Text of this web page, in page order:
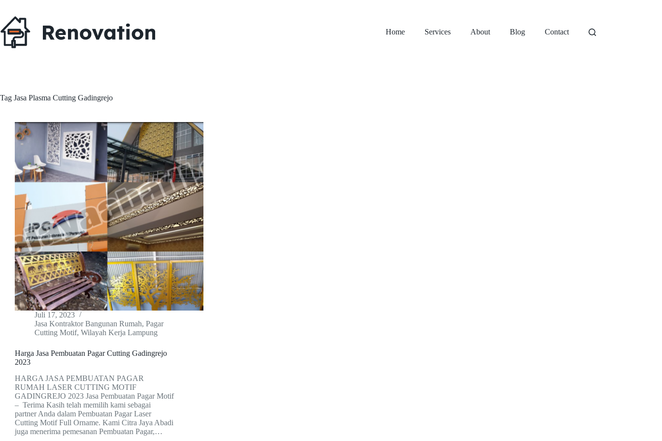
content
Home
Services About Blog Contact
Tag Jasa Plasma Cutting Gadingrejo
Juli 17, 2023
Jasa Kontraktor Bangunan Rumah, Pagar
Cutting Motif, Wilayah Kerja Lampung
Harga Jasa Pembuatan Pagar Cutting Gadingrejo
2023
HARGA JASA PEMBUATAN PAGAR
RUMAH LASER CUTTING MOTIF
GADINGREJO 2023 Jasa Pembuatan Pagar Motif
– Terima Kasih telah memilih kami sebagai
partner Anda dalam Pembuatan Pagar Laser
Cutting Motif Full Orname. Kami Citra Jaya Abadi
juga menerima pemesanan Pembuatan Pagar,…